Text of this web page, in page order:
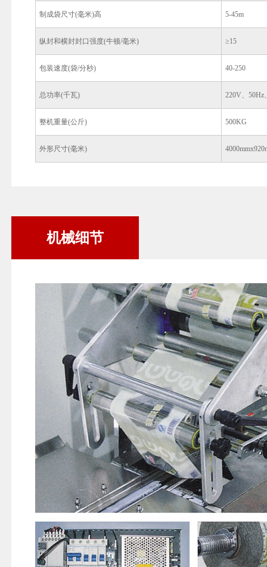
制成袋尺寸(毫米)高 5-45m
纵封和横封封口强度(牛顿/毫米) ≥15
包装速度(袋/分秒) 40-250
总功率(千瓦) 220V、50Hz
整机重量(公斤) 500KG
外形尺寸(毫米)
机械细节